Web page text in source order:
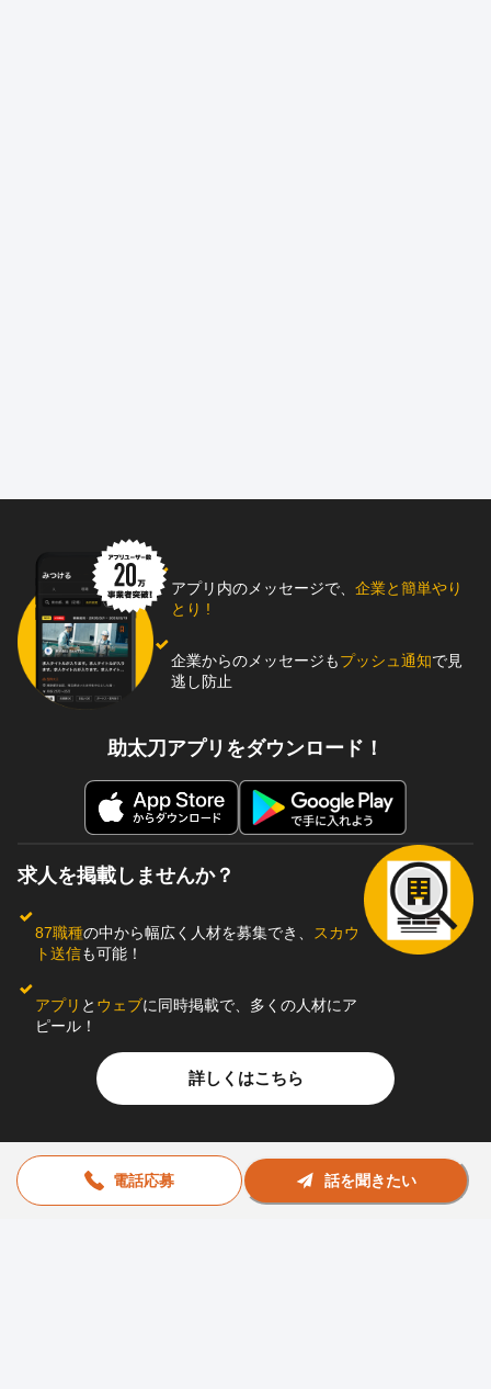
電話応募 話を聞きたい
アプリ内のメッセージで、 企業と簡単やり
とり !
企業からのメッセージもプッシュ通知で見
逃し防止
助太刀アプリをダウンロード！
求人を掲載しませんか？
87職種の中から幅広く人材を募集でき、
スカウ
ト送信も可能！
アプリ と ウェブに同時掲載で、多くの人材にア
ピール！
詳しくはこちら